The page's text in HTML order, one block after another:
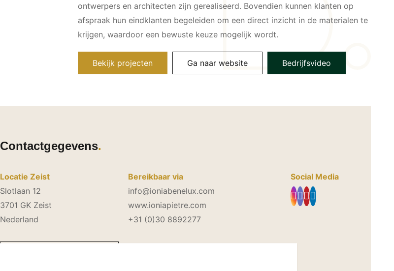
ontwerpers en architecten zijn gerealiseerd. Bovendien kunnen klanten op
afspraak hun eindklanten begeleiden om een direct inzicht in de materialen te
krijgen, waardoor een bewuste keuze mogelijk wordt.
Bekijk projecten Ga naar website Bedrijfsvideo
Contactgegevens
Locatie Zeist
Slotlaan 12
3701 GK Zeist
Nederland
Bereikbaar via
info@ioniabenelux.com
www.ioniapietre.com
+31 (0)30 8892277
Social Media